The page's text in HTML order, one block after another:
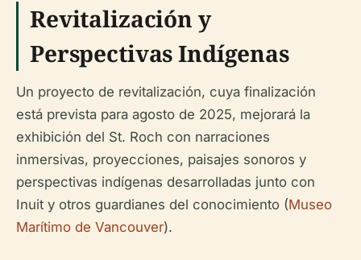
Revitalización y
Perspectivas Indígenas
Un proyecto de revitalización, cuya finalización
está prevista para agosto de 2025, mejorará la
exhibición del St. Roch con narraciones
inmersivas, proyecciones, paisajes sonoros y
perspectivas indígenas desarrolladas junto con
Inuit y otros guardianes del conocimiento (Museo
Marítimo de Vancouver).